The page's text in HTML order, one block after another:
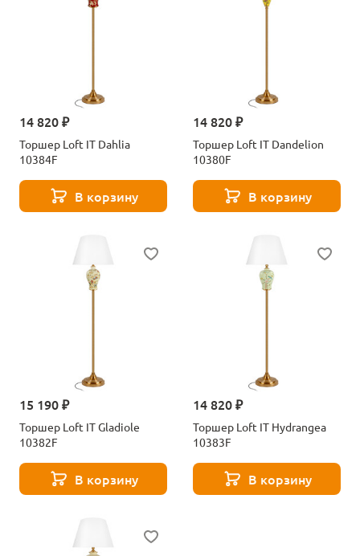
14 820 ₽
Торшер Loft IT Dahlia
10384F
В корзину
14 820 ₽
Торшер Loft IT Dandelion
10380F
В корзину
15 190 ₽
Торшер Loft IT Gladiole
10382F
В корзину
14 820 ₽
Торшер Loft IT Hydrangea
10383F
В корзину